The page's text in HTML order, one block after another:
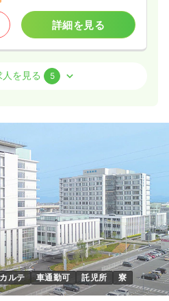
年収400万円以上可
一時募集休止
月
）
担当業務未経験可
新卒可
上可
詳細を見る
詳細を見る
分）
二新卒可 月給25万円以上可
詳細を見る
を見る 5
ルテ 車通勤可 託児所 寮